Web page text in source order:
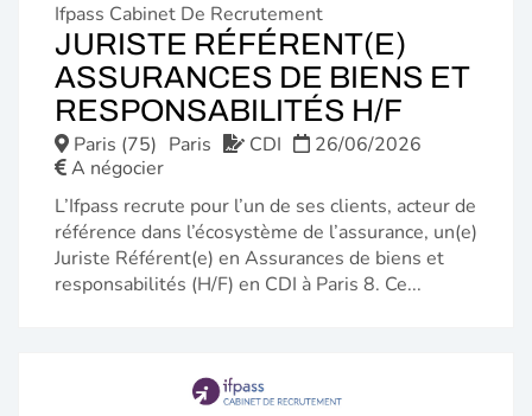
Ifpass Cabinet De Recrutement
JURISTE RÉFÉRENT(E)
ASSURANCES DE BIENS ET
RESPONSABILITÉS H/F
Paris (75) Paris CDI
26/06/2026
A négocier
L’Ifpass recrute pour l’un de ses clients, acteur de
référence dans l’écosystème de l’assurance, un(e)
Juriste Référent(e) en Assurances de biens et
responsabilités (H/F) en CDI à Paris 8. Ce...